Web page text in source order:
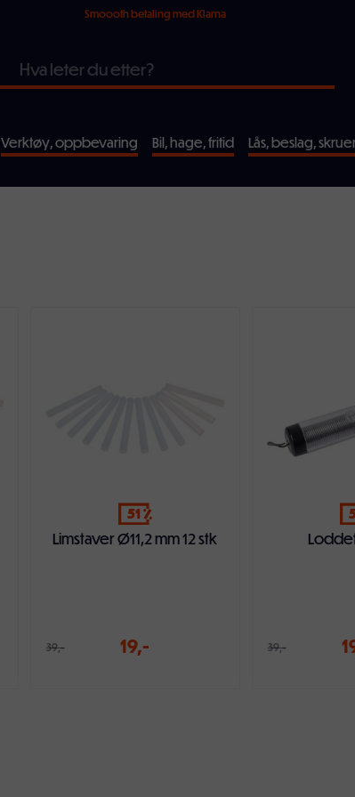
Smoooth betaling med Klarna
Verktøy, oppbevaring Bil, hage, fritid Lås, beslag,
51
Limstaver Ø11,2 mm 12 stk
39,- 19,- 39,-